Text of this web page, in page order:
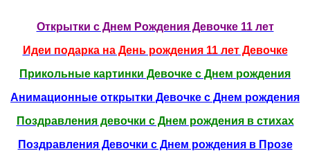
Открытки с Днем Рождения Девочке 11 лет
Идеи подарка на День рождения 11 лет Девочке
Прикольные картинки Девочке с Днем рождения
Анимационные открытки Девочке с Днем рождения
Поздравления девочки с Днем рождения в стихах
Поздравления Девочки с Днем рождения в Прозе